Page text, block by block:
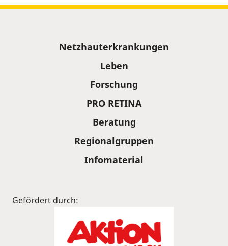
Netzhauterkrankungen
Leben
Forschung
PRO RETINA
Beratung
Regionalgruppen
Infomaterial
Gefördert durch: